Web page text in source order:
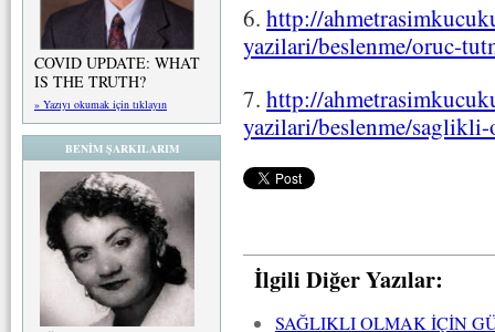
COVID UPDATE: WHAT
IS THE TRUTH?
» Yazıyı okumak için tıklayın
BENİM ŞARKILARIM
6. http://
yazilari/beslenme/oruc-
7. http://
yazilari/beslenme/
İlgili Diğer Yazılar:
SAĞLIKLI OLMAK İÇİN